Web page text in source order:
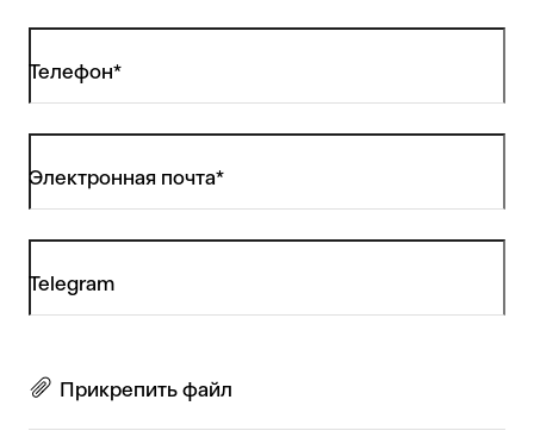
Телефон*
Электронная почта*
Telegram
Прикрепить файл